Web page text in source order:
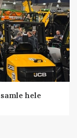
hele